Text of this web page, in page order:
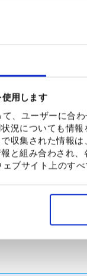
用します
、ユーザーに合
況についても情
収集された情報
と組み合わされ
ブサイト上のす
ンク配分
令和5年3月28日現
録 163人（累計
ーから提供いた